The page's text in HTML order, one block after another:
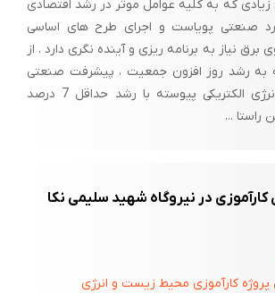
نیروگاه بخار از آن مقدار کالری که در آخرین مرحله از
کندانسور تبدیل به آب می‌گردد استفاده صنعتی نمود،
به مقدار قابل ملاحظه‌ای بالا می‌رود بدین جهت در
زیادی که به کلیه عوامل موثر در رشد اقتصادی
صنعتی پویاست و اجرای طرح های اساسی
برق نیاز به برنامه ریزی و آینده نگری دارد . از
به رشد روز افزون جمعیت ، پیشرفت صنعتی
کشور ما نیاز به انرژی الکتریکی پیوسته با رشد حداقل 7 درصد
راستا ...
کارآموزی در نیروگاه شهید سلیمی نکا
پروژه کارآموزی محیط زیست و انرژی